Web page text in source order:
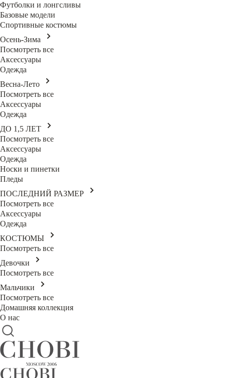
Футболки и лонгсливы
Базовые модели
Спортивные костюмы
Осень-Зима
Посмотреть все
Аксессуары
Одежда
Весна-Лето
Посмотреть все
Аксессуары
Одежда
ДО 1,5 ЛЕТ
Посмотреть все
Аксессуары
Одежда
Носки и пинетки
Пледы
ПОСЛЕДНИЙ РАЗМЕР
Посмотреть все
Аксессуары
Одежда
КОСТЮМЫ
Посмотреть все
Девочки
Посмотреть все
Мальчики
Посмотреть все
Домашняя коллекция
О нас